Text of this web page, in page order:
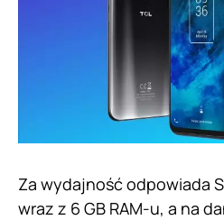
Za wydajność odpowiada
wraz z 6 GB RAM-u, a na